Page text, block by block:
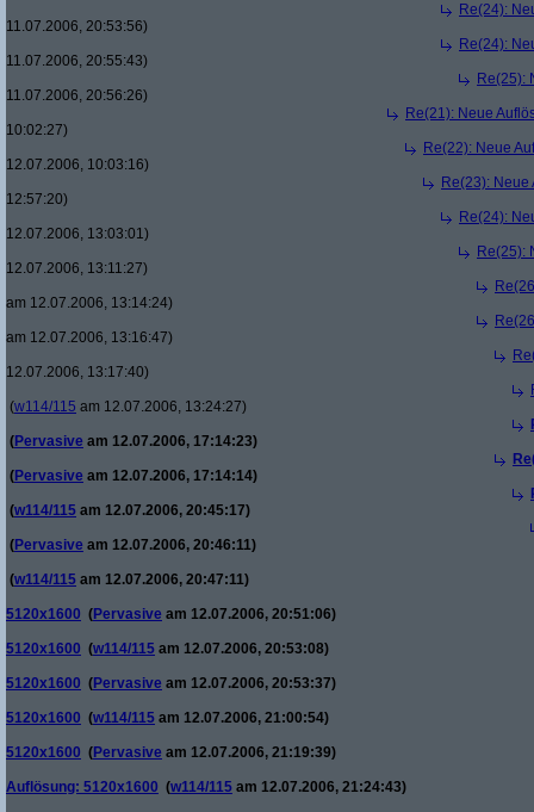
Re(24):
11.07.2006, 20:53:56)
Re(24):
11.07.2006, 20:55:43)
Re(25):
11.07.2006, 20:56:26)
Re(21): Neue
10:02:27)
Re(22): Neue
12.07.2006, 10:03:16)
Re(23):
12:57:20)
Re(24):
12.07.2006, 13:03:01)
Re(25):
12.07.2006, 13:11:27)
am 12.07.2006, 13:14:24)
am 12.07.2006, 13:16:47)
12.07.2006, 13:17:40)
(w114/115 am 12.07.2006, 13:24:27)
(Pervasive am 12.07.2006, 17:14:23)
(Pervasive am 12.07.2006, 17:14:14)
(w114/115 am 12.07.2006, 20:45:17)
(Pervasive am 12.07.2006, 20:46:11)
(w114/115 am 12.07.2006, 20:47:11)
5120x1600 (Pervasive am 12.07.2006, 20:51:06)
5120x1600 (w114/115 am 12.07.2006, 20:53:08)
5120x1600 (Pervasive am 12.07.2006, 20:53:37)
5120x1600 (w114/115 am 12.07.2006, 21:00:54)
5120x1600 (Pervasive am 12.07.2006, 21:19:39)
Auflösung: 5120x1600 (w114/115 am 12.07.2006, 21:24:43)